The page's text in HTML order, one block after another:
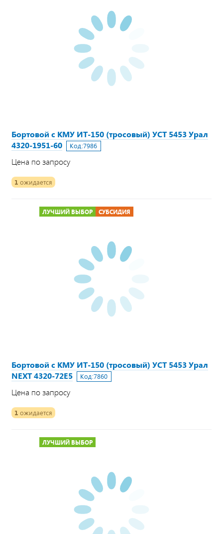
Бортовой с КМУ ИТ-150 (тросовый) УСТ 5453 Урал
4320-1951-60
Код:7986
Цена по запросу
1 ожидается
ЛУЧШИЙ ВЫБОР СУБСИДИЯ
Бортовой с КМУ ИТ-150 (тросовый) УСТ 5453 Урал
NEXT 4320-72Е5
Код:7860
Цена по запросу
1 ожидается
ЛУЧШИЙ ВЫБОР